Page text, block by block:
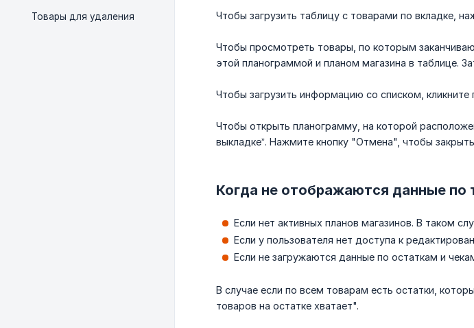
Товары для удаления Чтобы загрузить таблицу с товарами по вкладке,
Чтобы просмотреть товары, по которым
этой планограммой и планом магазина в таблице.
Чтобы загрузить информацию со списком, кликните
Чтобы открыть планограмму, на которой
выкладке”. Нажмите кнопку "Отмена", чтобы
Когда не отображаются данные по
Если нет активных планов магазинов. В таком
Если у пользователя нет доступа к
Если не загружаются данные по остаткам и
В случае если по всем товарам есть остатки,
товаров на остатке хватает".